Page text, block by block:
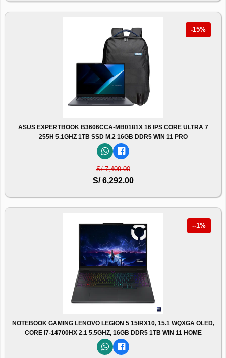
-15%
ASUS EXPERTBOOK B3606CCA-MB0181X 16 IPS CORE ULTRA 7
255H 5.1GHZ 1TB SSD M.2 16GB DDR5 WIN 11 PRO
S/ 7,409.00
S/ 6,292.00
--1%
NOTEBOOK GAMING LENOVO LEGION 5 15IRX10, 15.1 WQXGA OLED,
CORE I7-14700HX 2.1 5.5GHZ, 16GB DDR5 1TB WIN 11 HOME